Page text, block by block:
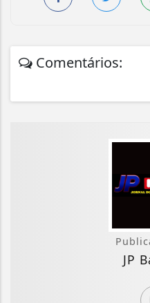
Comentários:
JP